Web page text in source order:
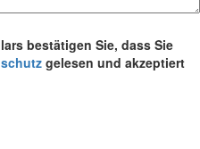
bestätigen Sie, dass Sie
gelesen und akzeptiert